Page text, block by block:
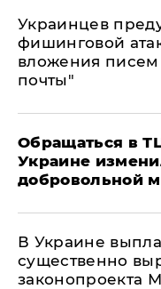
Украинцев
фишинговой
вложения
почты"
Обращаться в
Украине
добровольной
В Украине
существенно
законопроекта